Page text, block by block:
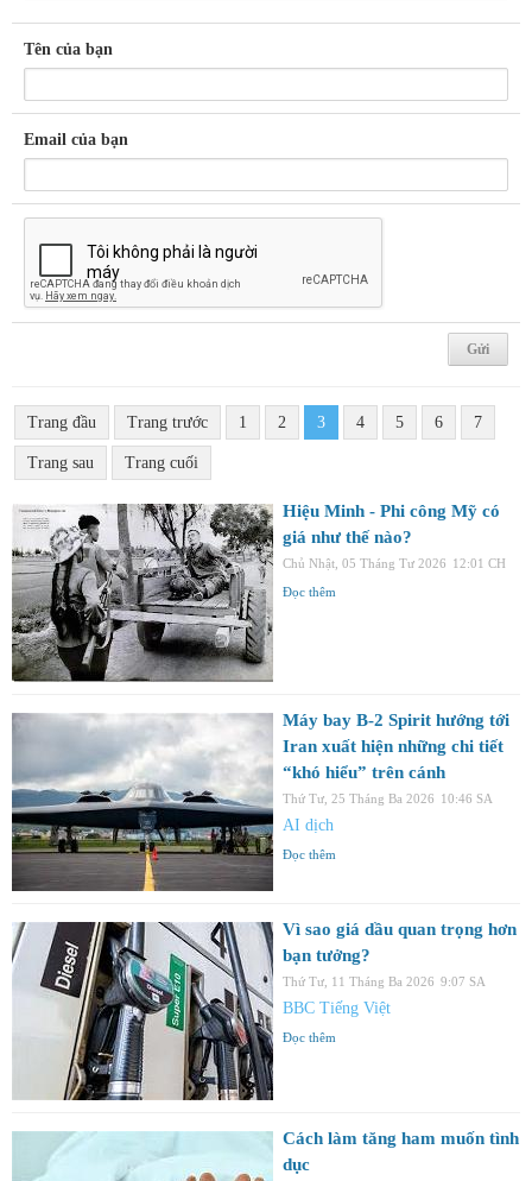
Tên của bạn
Email của bạn
Trang đầu Trang trước 1 2 3 4 5 6 7
Trang sau Trang cuối
Hiệu Minh - Phi công Mỹ có
giá như thế nào?
Chủ Nhật, 05 Tháng Tư 2026 12:01 CH
Đọc thêm
Máy bay B-2 Spirit hướng tới
Iran xuất hiện những chi tiết
“khó hiểu” trên cánh
Thứ Tư, 25 Tháng Ba 2026 10:46 SA
AI dịch
Đọc thêm
Vì sao giá dầu quan trọng hơn
bạn tưởng?
Thứ Tư, 11 Tháng Ba 2026 9:07 SA
BBC Tiếng Việt
Đọc thêm
Cách làm tăng ham muốn tình
dục